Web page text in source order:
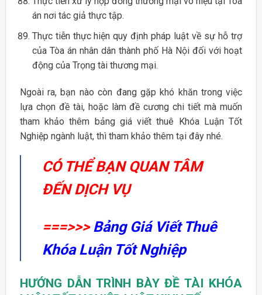
án nơi tác giả thực tập.
Thực tiễn thực hiện quy định pháp luật về sự hỗ trợ
của Tòa án nhân dân thành phố Hà Nội đối với hoạt
động của Trọng tài thương mại.
Ngoài ra, bạn nào còn đang gặp khó khăn trong việc
lựa chọn đề tài, hoặc làm đề cương chi tiết mà muốn
tham khảo thêm bảng giá viết thuê Khóa Luận Tốt
Nghiệp ngành luật, thì tham khảo thêm tại đây nhé.
CÓ THỂ BẠN QUAN TÂM
ĐẾN DỊCH VỤ
===>>>Bảng Giá Viết Thuê
Khóa Luận Tốt Nghiệp
HƯỚNG DẪN TRÌNH BÀY ĐỀ TÀI KHÓA